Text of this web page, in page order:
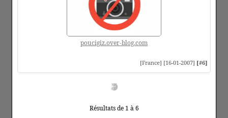
poucigiz.over-blog.com
[France] [16-01-2007] [#6]
Résultats de 1 à 6